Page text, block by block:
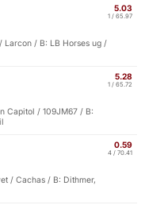
5.03
1 / 65.97
/ B: LB Horses ug /
5.28
1 / 65.72
Capitol / 109JM67 / B:
0.59
4 / 70.41
/ Cachas / B: Dithmer,